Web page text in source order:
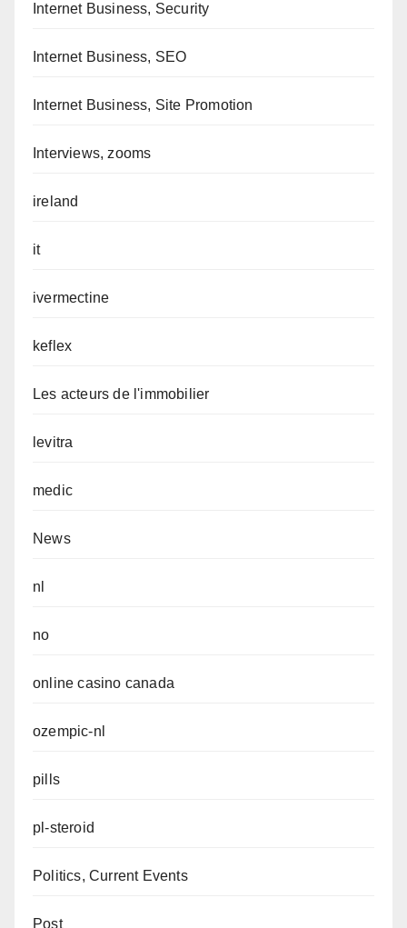
Internet Business, Security
Internet Business, SEO
Internet Business, Site Promotion
Interviews, zooms
ireland
it
ivermectine
keflex
Les acteurs de l'immobilier
levitra
medic
News
nl
no
online casino canada
ozempic-nl
pills
pl-steroid
Politics, Current Events
Post